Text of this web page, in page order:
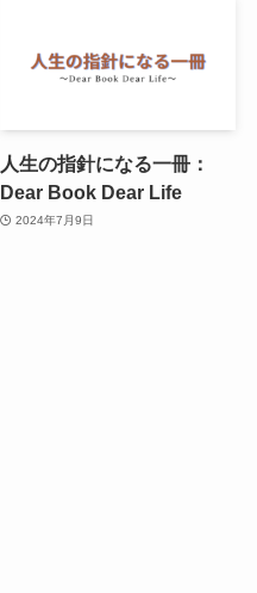
人生の指針になる一冊：
Dear Book Dear Life
2024年7月9日